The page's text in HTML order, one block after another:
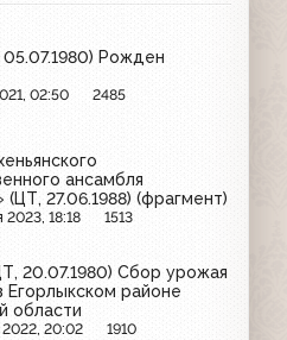
Рожден
02:50 2485
ансамбля
27.06.1988) (фрагмент)
2023, 18:18 1513
20.07.1980) Сбор урожая
Егорлыкском районе
области
2022, 20:02 1910